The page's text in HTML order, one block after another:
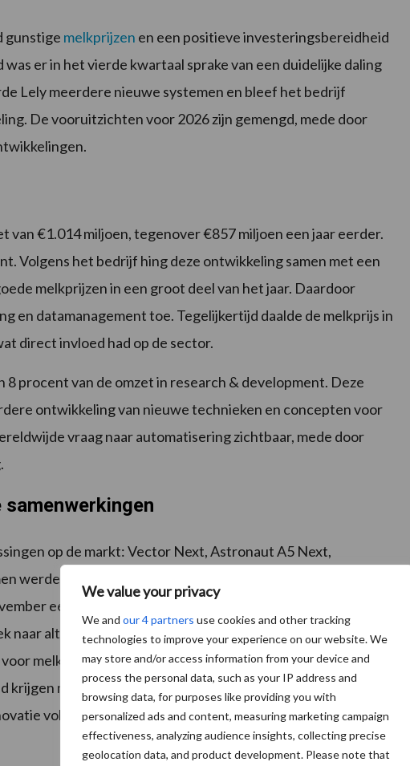
We value your privacy
We and our 4 partners use cookies and other tracking
technologies to improve your experience on our website. We
may store and/or access information from your device and
process the personal data, such as your IP address and
browsing data, for purposes like providing you with
personalized ads and content, measuring marketing campaign
effectiveness, analyzing audience insights, collecting precise
geolocation data, and product development. Please note that
gunstige melkprijzen en een positieve investeringsbereidheid
er in het vierde kwartaal sprake van een duidelijke daling
Lely meerdere nieuwe systemen en bleef het bedrijf
De vooruitzichten voor 2026 zijn gemengd, mede door
van €1.014 miljoen, tegenover €857 miljoen een jaar eerder.
Volgens het bedrijf hing deze ontwikkeling samen met een
melkprijzen in een groot deel van het jaar. Daardoor
en datamanagement toe. Tegelijkertijd daalde de melkprijs in
direct invloed had op de sector.
8 procent van de omzet in research & development. Deze
ontwikkeling van nieuwe technieken en concepten voor
vraag naar automatisering zichtbaar, mede door
op de markt: Vector Next, Astronaut A5 Next,
werden gepresenteerd tijdens internationale
een samenwerking aangekondigd met Grassa. Deze
naar alternatieve eiwitstromen, die mogelijk kunnen
melkveehouders. Tegelijkertijd blijft regelgeving een
melkveehouders te maken met strengere eisen en
volgens Lely een belangrijk instrument om aan deze